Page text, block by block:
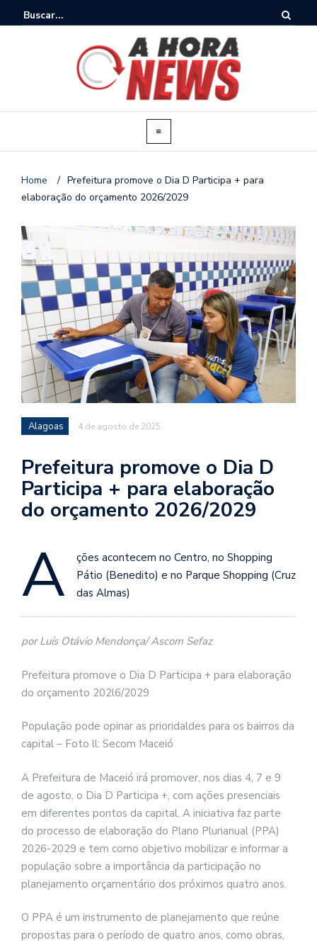
Home / Prefeitura promove o Dia D Participa + para
elaboração do orçamento 2026/2029
Alagoas 4 de agosto de 2025
Prefeitura promove o Dia D
Participa + para elaboração
do orçamento 2026/2029
A
ções acontecem no Centro, no Shopping
Pátio (Benedito) e no Parque Shopping (Cruz
das Almas)
por Luís Otávio Mendonça/ Ascom Sefaz
Prefeitura promove o Dia D Participa + para elaboração
do orçamento 202l6/2029
População pode opinar as prioridaldes para os bairros da
capital – Foto ll: Secom Maceió
A Prefeitura de Maceió irá promover, nos dias 4, 7 e 9
de agosto, o Dia D Participa +, com ações presenciais
em diferentes pontos da capital. A iniciativa faz parte
do processo de elaboração do Plano Plurianual (PPA)
2026-2029 e tem como objetivo mobilizar e informar a
população sobre a importância da participação no
planejamento orçamentário dos próximos quatro anos.
O PPA é um instrumento de planejamento que reúne
propostas para o período de quatro anos, como obras,